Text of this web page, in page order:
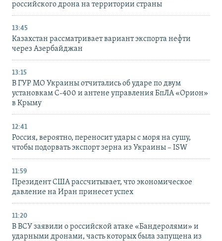
российского дрона на территории страны
13:45
Казахстан рассматривает вариант экспорта нефти
через Азербайджан
13:15
В ГУР МО Украины отчитались об ударе по двум
установкам С-400 и антене управления БпЛА «Орион»
в Крыму
12:41
Россия, вероятно, переносит удары с моря на сушу,
чтобы подорвать экспорт зерна из Украины – ISW
11:59
Президент США рассчитывает, что экономическое
давление на Иран принесет успех
11:20
В ВСУ заявили о российской атаке «Бандеролями» и
ударными дронами, часть которых была запущена из